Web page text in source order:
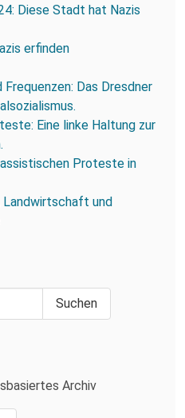
Diese Stadt hat Nazis
erfinden
Frequenzen: Das Dresdner
Eine linke Haltung zur
Proteste in
Landwirtschaft und
Archiv